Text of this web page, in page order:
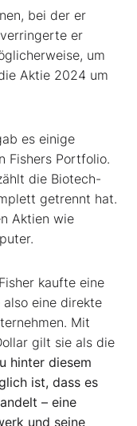
bei der er
er
um
Aktie 2024 um
es einige
Fishers Portfolio.
die Biotech-
getrennt hat.
Aktien wie
kaufte eine
also eine direkte
Mit
gilt sie als die
hinter diesem
ist, dass es
– eine
und seine